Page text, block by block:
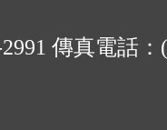
傳真電話：